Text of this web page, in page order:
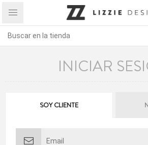
INICIAR
SOY CLIENTE